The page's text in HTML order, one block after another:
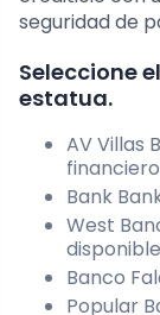
seguridad de
Seleccione
estatua.
AV Villas
Bank
West
Banco
Popular